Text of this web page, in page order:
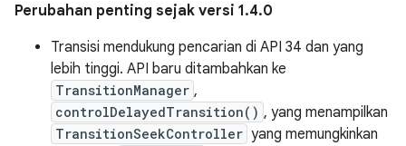
Perubahan penting sejak versi 1.4.0
Transisi mendukung pencarian di API 34 dan yang
lebih tinggi. API baru ditambahkan ke
TransitionManager ,
controlDelayedTransition() , yang menampilkan
TransitionSeekController yang memungkinkan